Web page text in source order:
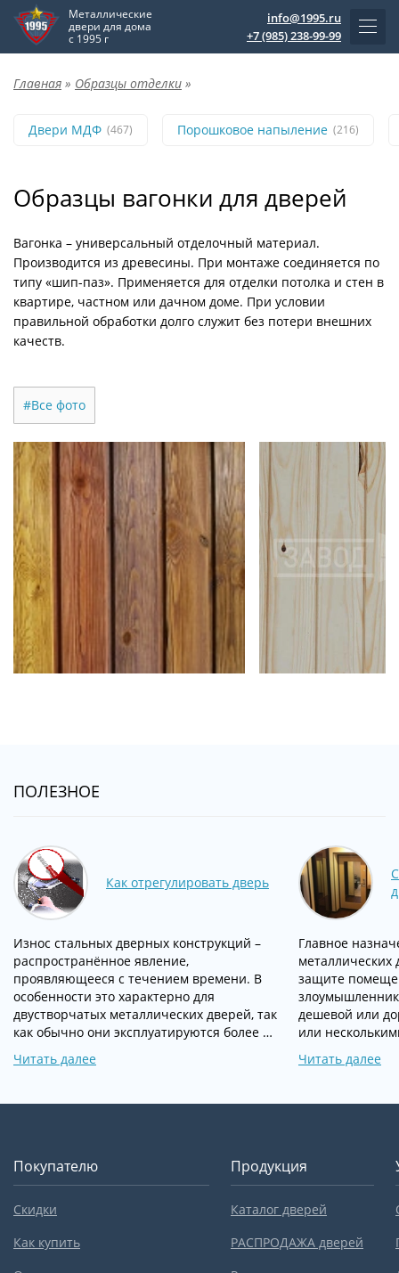
Металлические
двери для дома
с 1995 г
info@1995.ru
+7 (985) 238-99-99
Главная » Образцы отделки »
Двери МДФ (467) Порошковое напыление (216)
Образцы вагонки для дверей
Вагонка – универсальный отделочный материал.
Производится из древесины. При монтаже соединяется по
типу «шип-паз». Применяется для отделки потолка и стен в
квартире, частном или дачном доме. При условии
правильной обработки долго служит без потери внешних
качеств.
#Все фото
ПОЛЕЗНОЕ
Как отрегулировать дверь
Износ стальных дверных конструкций –
распространённое явление,
проявляющееся с течением времени. В
особенности это характерно для
двустворчатых металлических дверей, так
как обычно они эксплуатируются более …
Читать далее
Главное
металлических
защите
дешевой или
или
Читать далее
Покупателю
Скидки
Как купить
Продукция
Каталог дверей
РАСПРОДАЖА дверей